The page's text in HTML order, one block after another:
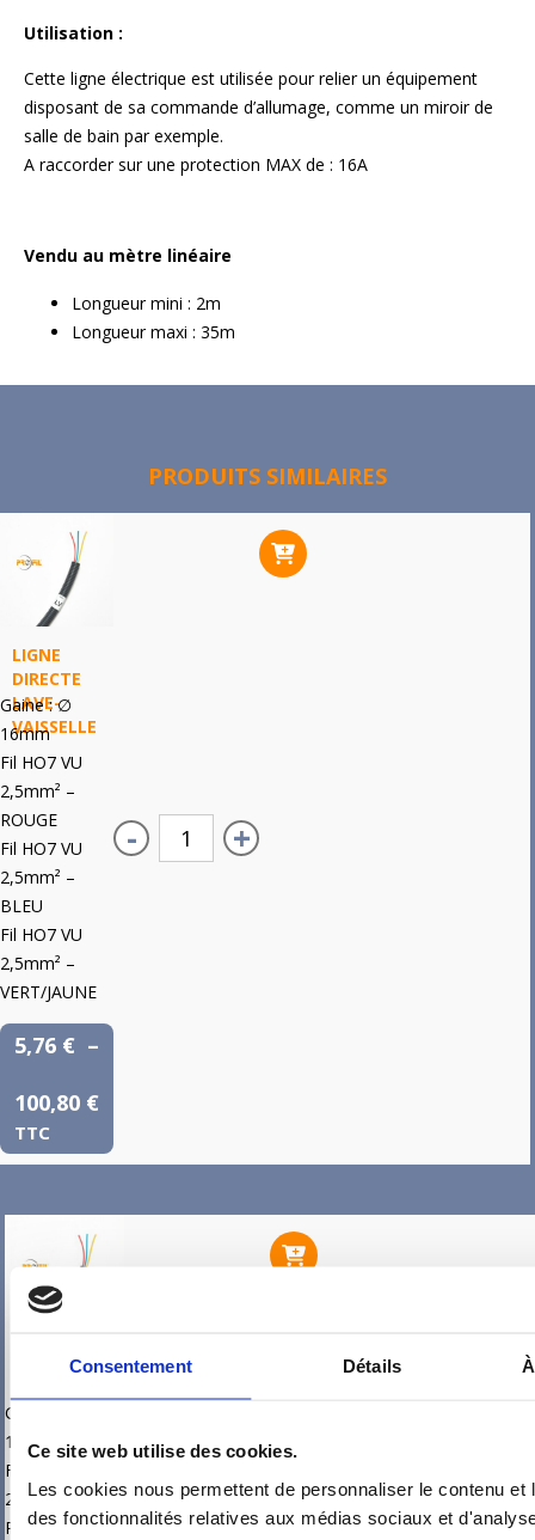
Consentement Détails
Ce site web utilise des cookies.
Les cookies nous permettent de personnaliser le contenu et
des fonctionnalités relatives aux médias sociaux et
Utilisation :
Cette ligne électrique est utilisée pour relier un équipement
disposant de sa commande d’allumage, comme un miroir de
salle de bain par exemple.
A raccorder sur une protection MAX de : 16A
Vendu au mètre linéaire
Longueur mini : 2m
Longueur maxi : 35m
PRODUITS SIMILAIRES
LIGNE
DIRECTE
LAVE-
VAISSELLE
Gaine : ∅
16mm
Fil HO7 VU
2,5mm² –
ROUGE
Fil HO7 VU
2,5mm² –
BLEU
Fil HO7 VU
2,5mm² –
VERT/JAUNE
5,76 € –
100,80 €
TTC
- +
SERVIETTE
(SANS FIL
Gaine : ∅
16mm
Fil HO7 VU
2,5mm² –
ROUGE
- +